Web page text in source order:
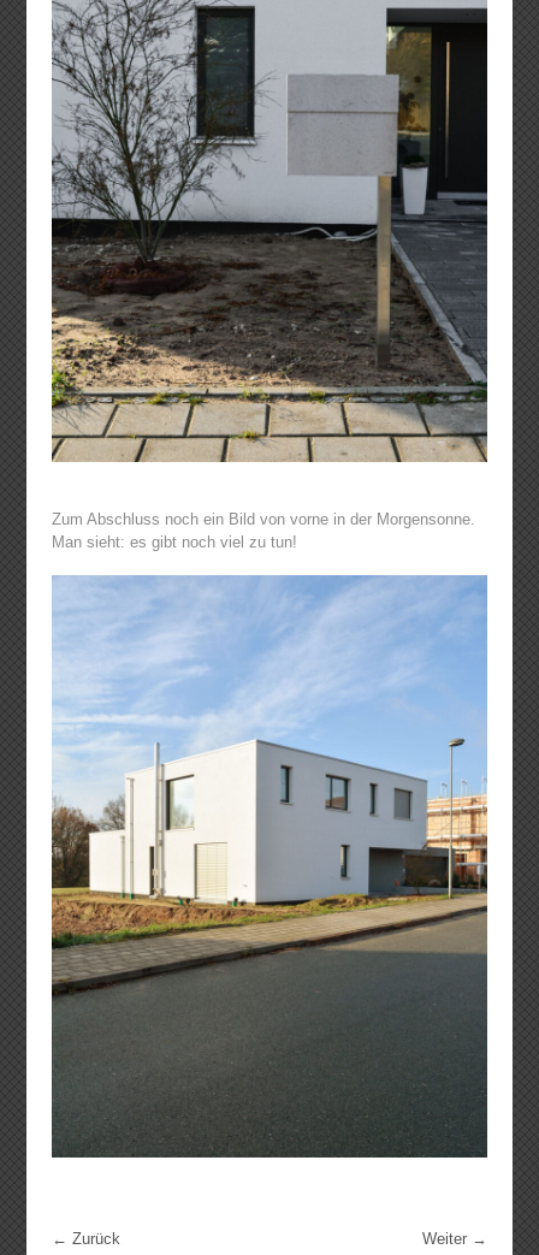
Zum Abschluss noch ein Bild von vorne in der Morgensonne.
Man sieht: es gibt noch viel zu tun!
← Zurück Weiter →